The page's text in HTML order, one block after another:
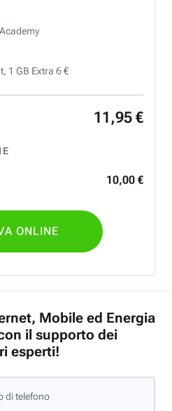
1 GB Extra 6 €
11 ,95 €
10,00 €
ONLINE
Mobile ed Energia
il supporto dei
esperti!
di telefono